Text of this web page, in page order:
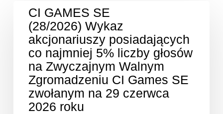
CI GAMES SE
(28/2026) Wykaz
akcjonariuszy posiadających
co najmniej 5% liczby głosów
na Zwyczajnym Walnym
Zgromadzeniu CI Games SE
zwołanym na 29 czerwca
2026 roku